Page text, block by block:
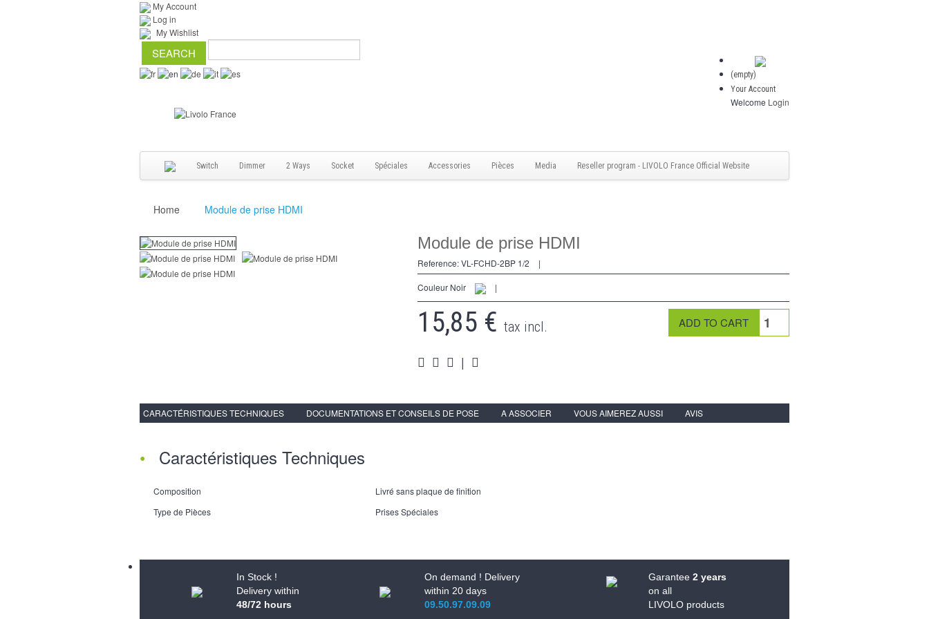
My Account
Log in
My Wishlist
(empty)
Your Account
Welcome Login
Switch Dimmer 2 Ways Socket Spéciales Accessories Pièces Media Reseller program - LIVOLO France Official Website
Home Module de prise HDMI
Module de prise HDMI
Reference:VL-FCHD-2BP 1/2 |
Couleur Noir |
15,85 € tax incl.
|
CARACTÉRISTIQUES TECHNIQUES DOCUMENTATIONS ET CONSEILS DE POSE A ASSOCIER VOUS AIMEREZ AUSSI AVIS
Caractéristiques Techniques
Composition
Livré sans plaque de finition
Type de Pièces
Prises Spéciales
In Stock !
Delivery within
48/72 hours
On demand ! Delivery
within 20 days
09.50.97.09.09
Garantee2 years
on all
LIVOLO products